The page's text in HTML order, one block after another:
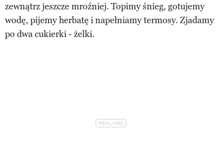
zewnątrz jeszcze mroźniej. Topimy śnieg, gotujemy
wodę, pijemy herbatę i napełniamy termosy. Zjadamy
po dwa cukierki - żelki.